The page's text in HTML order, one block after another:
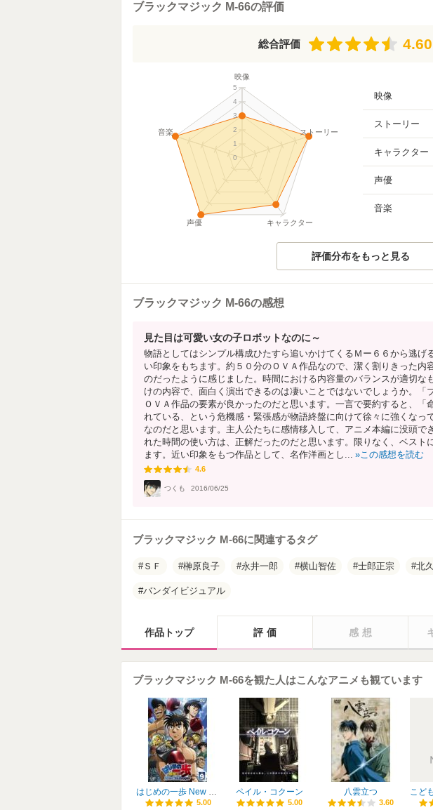
ブラックマジック M-66の評価
総合評価 4.60
4.60
映像
ストーリー
キャラクター
声優
音楽
0
1
2
3
4
5
映像
ストーリー
キャラクター
声優
音楽
評価分布をもっと見る
ブラックマジック M-66の感想
見た目は可愛い女の子ロボットなのに～
物語としてはシンプル構成ひたすら追いかけてくるＭー６６から逃げ
い印象をもちます。約５０分のＯＶＡ作品なので、潔く割りきった内
のだったように感じました。時間における内容量のバランスが適切な
けの内容で、面白く演出できるのは凄いことではないでしょうか。「
ＯＶＡ作品の要素が良かったのだと思います。一言で要約すると、「
れている、という危機感・緊張感が物語終盤に向けて徐々に強くなっ
なのだと思います。主人公たちに感情移入して、アニメ本編に没頭で
れた時間の使い方は、正解だったのだと思います。限りなく、ベスト
ます。近い印象をもつ作品として、名作洋画とし...
この感想を読む
4.6
4.6
つくも 2016/06/25
ブラックマジック M-66に関連するタグ
ＳＦ 榊原良子 永井一郎 横山智佐 士郎正宗 北
バンダイビジュアル
作品トップ 評価 感想
ブラックマジック M-66を観た人はこんなアニメも観ています
はじめの一歩 New Challenger
5.00
5.00
ペイル・コクーン
5.00
5.00
八雲立つ
3.60
3.60